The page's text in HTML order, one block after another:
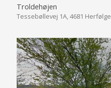
Troldehøjen
Tessebøllevej 1A, 4681 Herfølge